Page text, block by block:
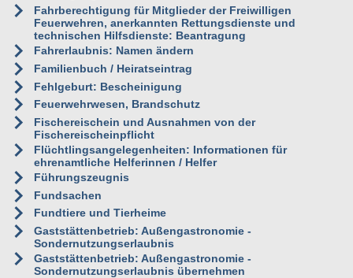
Fahrberechtigung für Mitglieder der Freiwilligen
Feuerwehren, anerkannten Rettungsdienste und
technischen Hilfsdienste: Beantragung
Fahrerlaubnis: Namen ändern
Familienbuch / Heiratseintrag
Fehlgeburt: Bescheinigung
Feuerwehrwesen, Brandschutz
Fischereischein und Ausnahmen von der
Fischereischeinpflicht
Flüchtlingsangelegenheiten: Informationen für
ehrenamtliche Helferinnen / Helfer
Führungszeugnis
Fundsachen
Fundtiere und Tierheime
Gaststättenbetrieb: Außengastronomie -
Sondernutzungserlaubnis
Gaststättenbetrieb: Außengastronomie -
Sondernutzungserlaubnis übernehmen